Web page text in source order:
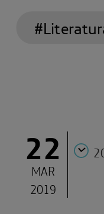
22
MAR
2019